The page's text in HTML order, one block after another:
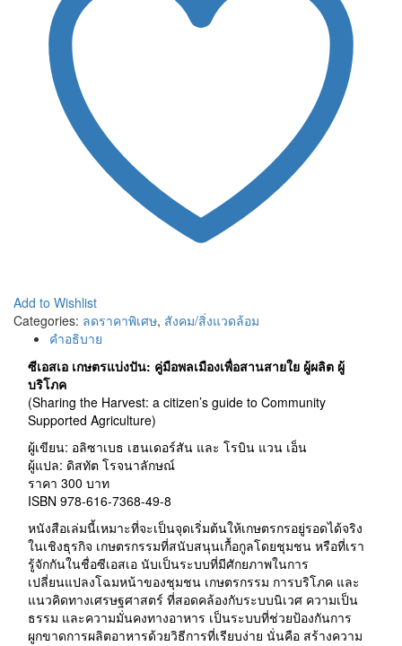
Add to Wishlist
Categories: ลดราคาพิเศษ, สังคม/สิ่งแวดล้อม
คำอธิบาย
ซีเอสเอ เกษตรแบ่งปัน: คู่มือพลเมืองเพื่อสานสายใย ผู้ผลิต ผู้
บริโภค
(Sharing the Harvest: a citizen’s guide to Community
Supported Agriculture)
ผู้เขียน: อลิซาเบธ เฮนเดอร์สัน และ โรบิน แวน เอ็น
ผู้แปล: ดิสทัต โรจนาลักษณ์
ราคา 300 บาท
ISBN 978-616-7368-49-8
หนังสือเล่มนี้เหมาะที่จะเป็นจุดเริ่มต้นให้เกษตรกรอยู่รอดได้จริง
ในเชิงธุรกิจ เกษตรกรรมที่สนับสนุนเกื้อกูลโดยชุมชน หรือที่เรา
รู้จักกันในชื่อซีเอสเอ นับเป็นระบบที่มีศักยภาพในการ
เปลี่ยนแปลงโฉมหน้าของชุมชน เกษตรกรรม การบริโภค และ
แนวคิดทางเศรษฐศาสตร์ ที่สอดคล้องกับระบบนิเวศ ความเป็น
ธรรม และความมั่นคงทางอาหาร เป็นระบบที่ช่วยป้องกันการ
ผูกขาดการผลิตอาหารด้วยวิธีการที่เรียบง่าย นั่นคือ สร้างความ